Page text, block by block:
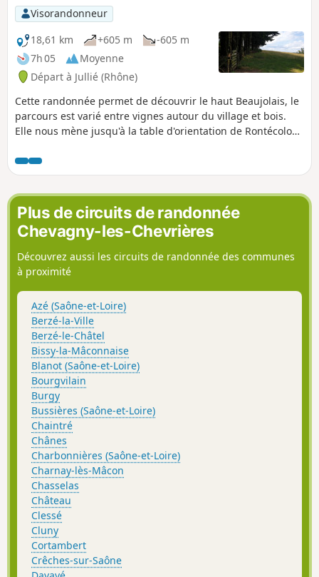
Visorandonneur
18,61 km
+605 m
-605 m
7h 05
Moyenne
Départ à Jullié (Rhône)
Cette randonnée permet de découvrir le haut Beaujolais, le
parcours est varié entre vignes autour du village et bois.
Elle nous mène jusqu'à la table d'orientation de Rontécolon,
où se trouve une stèle en mémoire des martyrs de la
résistance.
Plus de circuits de randonnée
Chevagny-les-Chevrières
Découvrez aussi les circuits de randonnée des communes
à proximité
Azé (Saône-et-Loire)
Berzé-la-Ville
Berzé-le-Châtel
Bissy-la-Mâconnaise
Blanot (Saône-et-Loire)
Bourgvilain
Burgy
Bussières (Saône-et-Loire)
Chaintré
Chânes
Charbonnières (Saône-et-Loire)
Charnay-lès-Mâcon
Chasselas
Château
Clessé
Cluny
Cortambert
Crêches-sur-Saône